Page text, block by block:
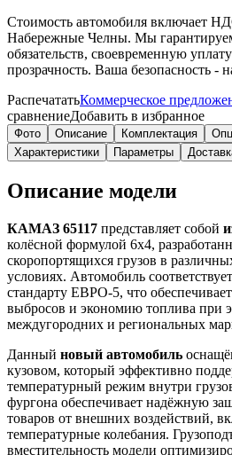
Стоимость автомобиля включает
Набережные Челны. Мы
обязательств, своевременную
прозрачность. Ваша безопасность -
РаспечататьКоммерческое
сравнениеДобавить в избранное
Фото Описание Комплектация
Характеристики
Параметры
Описание модели
КАМАЗ 65117 представляет собой
колёсной формулой 6х4,
скоропортящихся грузов в
условиях. Автомобиль
стандарту ЕВРО-5, что
выбросов и экономию топлива при
междугородних и региональных
Данный новый автомобиль
кузовом, который эффективно
температурный режим внутри
фургона обеспечивает надёжную
товаров от внешних воздействий,
температурные колебания.
вместительность модели